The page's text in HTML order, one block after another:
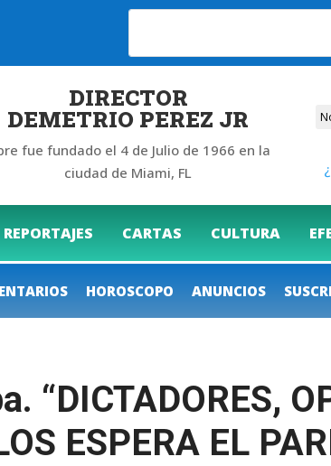
DIRECTOR
DEMETRIO PEREZ JR
fue fundado el 4 de Julio de 1966 en la
ciudad de Miami, FL
REPORTAJES CARTAS CULTURA
HOROSCOPO ANUNCIOS
“DICTADORES,
ESPERA EL